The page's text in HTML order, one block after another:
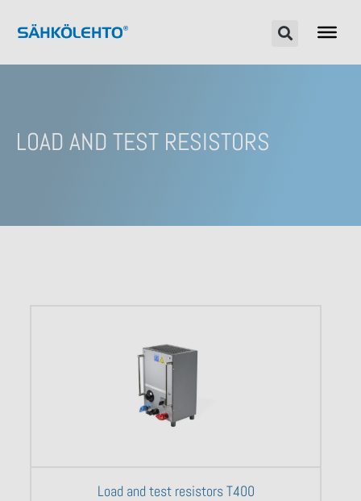
LOAD AND TEST RESISTORS
Load and test resistors T400